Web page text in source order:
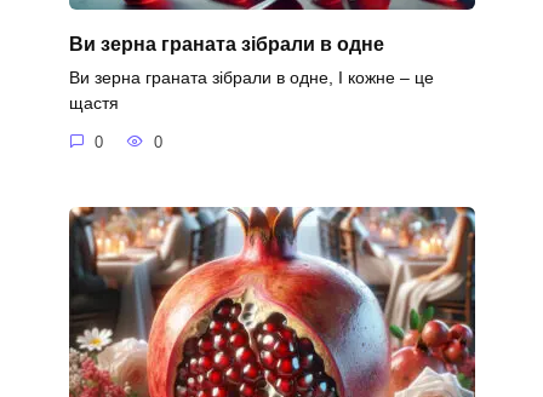
Ви зерна граната зібрали в одне
Ви зерна граната зібрали в одне, І кожне – це
щастя
0 0